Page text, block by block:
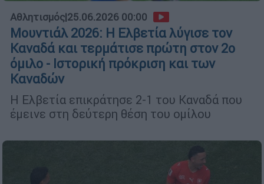
Αθλητισμός|25.06.2026 00:00
Μουντιάλ 2026: Η Ελβετία λύγισε τον
Καναδά και τερμάτισε πρώτη στον 2ο
όμιλο - Ιστορική πρόκριση και των
Καναδών
Η Ελβετία επικράτησε 2-1 του Καναδά που
έμεινε στη δεύτερη θέση του ομίλου